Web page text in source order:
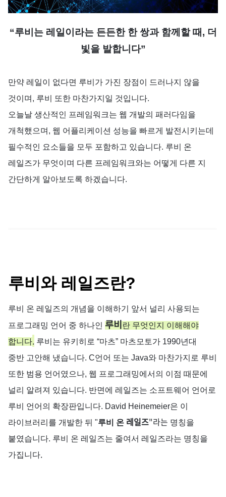
“루비는 레일이라는 든든한 한 쌍과 함께할 때, 더
빛을 발합니다”
만약 레일이 없다면 루비가 가진 장점이 드러나지
않을
것이며, 루비 또한 마찬가지일 것입니다.
오늘날 생산적인 프레임워크는 웹 개발의 패러다임을
개척했으며, 웹 어플리케이션 성능을 빠르게 발전시키는데
필수적인 요소들을 모두 포함하고 있습니다. 루비
온
레일즈가 무엇이며 다른 프레임워크와는 어떻게 다른 지
간단하게 알아보도록 하겠습니다.
루비와 레일즈란?
루비 온 레일즈의 개념을 이해하기 앞서 널리 사용되는
프로그래밍 언어 중 하나인 루비란 무엇인지
이해해야
합니다. 루비는 유키히로 “마츠” 마츠모토가 1990년대
중반 고안해 냈습니다. C언어 또는 Java와 마찬가지로 루비
또한 범용 언어였으나, 웹 프로그래밍에서의 이점 때문에
널리 알려져 있습니다. 반면에 레일즈는 소프트웨어 언어로
루비
언어의 확장판입니다. David Heinemeier은 이
라이브러리를 개발한 뒤 "루비 온 레일즈"라는 명칭을
붙였습니다. 루비 온 레일즈는 줄여서 레일즈라는 명칭을
가집니다.